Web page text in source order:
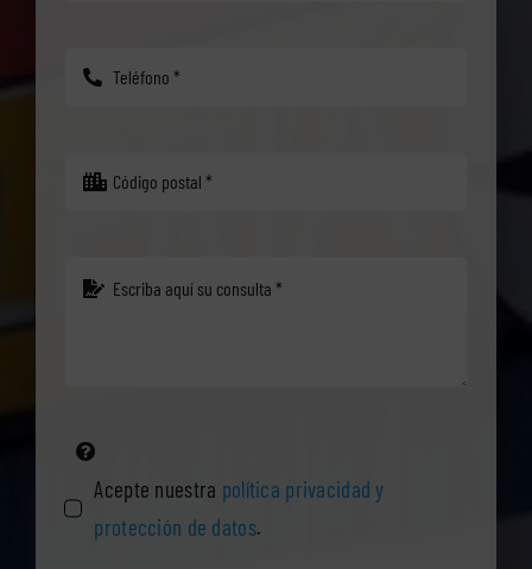
Acepte nuestra política privacidad y
protección de datos.